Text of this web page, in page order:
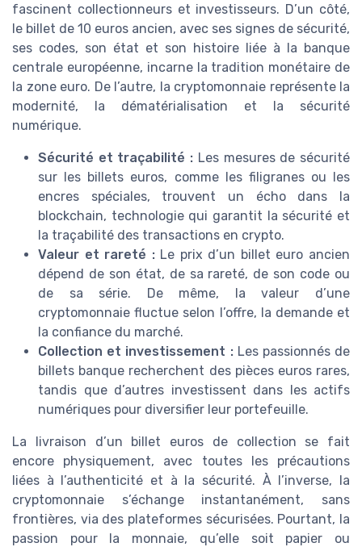
fascinent collectionneurs et investisseurs. D’un côté,
le billet de 10 euros ancien, avec ses signes de sécurité,
ses codes, son état et son histoire liée à la banque
centrale européenne, incarne la tradition monétaire de
la zone euro. De l’autre, la cryptomonnaie représente la
modernité, la dématérialisation et la sécurité
numérique.
Sécurité et traçabilité : Les mesures de sécurité
sur les billets euros, comme les filigranes ou les
encres spéciales, trouvent un écho dans la
blockchain, technologie qui garantit la sécurité et
la traçabilité des transactions en crypto.
Valeur et rareté :Le prix d’un billet euro ancien
dépend de son état, de sa rareté, de son code ou
de sa série. De même, la valeur d’une
cryptomonnaie fluctue selon l’offre, la demande et
la confiance du marché.
Collection et investissement :Les passionnés de
billets banque recherchent des pièces euros rares,
tandis que d’autres investissent dans les actifs
numériques pour diversifier leur portefeuille.
La livraison d’un billet euros de collection se fait
encore physiquement, avec toutes les précautions
liées à l’authenticité et à la sécurité. À l’inverse, la
cryptomonnaie s’échange instantanément, sans
frontières, via des plateformes sécurisées. Pourtant, la
passion pour la monnaie, qu’elle soit papier ou